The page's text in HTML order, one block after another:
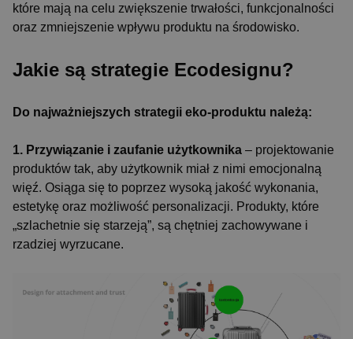
które mają na celu zwiększenie trwałości, funkcjonalności
oraz zmniejszenie wpływu produktu na środowisko.
Jakie są strategie Ecodesignu?
Do najważniejszych strategii eko-produktu należą:
1. Przywiązanie i zaufanie użytkownika – projektowanie
produktów tak, aby użytkownik miał z nimi emocjonalną
więź. Osiąga się to poprzez wysoką jakość wykonania,
estetykę oraz możliwość personalizacji. Produkty, które
„szlachetnie się starzeją”, są chętniej zachowywane i
rzadziej wyrzucane.